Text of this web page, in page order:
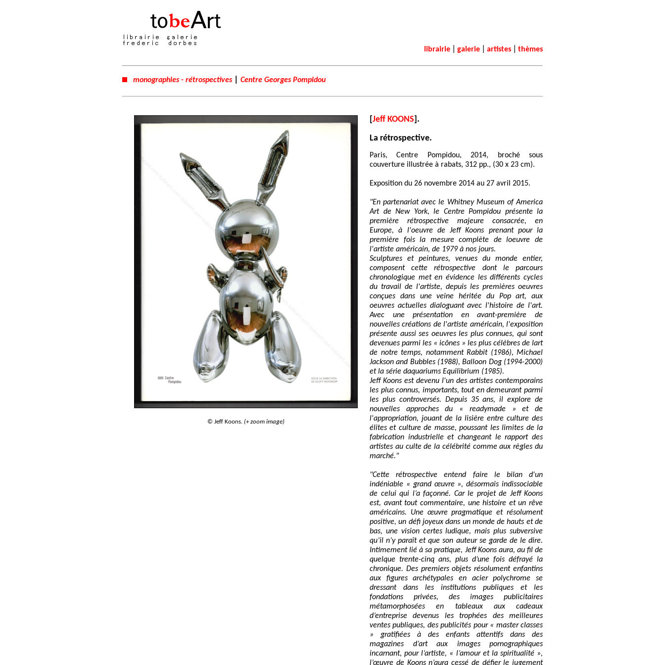
librairie galerie artistes thèmes
monographies - rétrospectives Centre Georges Pompidou
© Jeff Koons. (+ zoom image)
[Jeff KOONS].
La rétrospective.
Paris, Centre Pompidou, 2014, broché sous
couverture illustrée à rabats, 312 pp., (30 x 23 cm).
Exposition du 26 novembre 2014 au 27 avril 2015.
"En partenariat avec le Whitney Museum of America
Art de New York, le Centre Pompidou présente la
première rétrospective majeure consacrée, en
Europe, à l'oeuvre de Jeff Koons prenant pour la
première fois la mesure complète de loeuvre de
l'artiste américain, de 1979 à nos jours.
Sculptures et peintures, venues du monde entier,
composent cette rétrospective dont le parcours
chronologique met en évidence les différents cycles
du travail de l'artiste, depuis les premières oeuvres
conçues dans une veine héritée du Pop art, aux
oeuvres actuelles dialoguant avec l'histoire de l'art.
Avec une présentation en avant-première de
nouvelles créations de l'artiste américain, l'exposition
présente aussi ses oeuvres les plus connues, qui sont
devenues parmi les « icônes » les plus célèbres de lart
de notre temps, notamment Rabbit (1986), Michael
Jackson and Bubbles (1988), Balloon Dog (1994-2000)
et la série daquariums Equilibrium (1985).
Jeff Koons est devenu l'un des artistes contemporains
les plus connus, importants, tout en demeurant parmi
les plus controversés. Depuis 35 ans, il explore de
nouvelles approches du « readymade » et de
l'appropriation, jouant de la lisière entre culture des
élites et culture de masse, poussant les limites de la
fabrication industrielle et changeant le rapport des
artistes au culte de la célébrité comme aux règles du
marché."
"Cette rétrospective entend faire le bilan d'un
indéniable « grand œuvre », désormais indissociable
de celui qui l’a façonné. Car le projet de Jeff Koons
est, avant tout commentaire, une histoire et un rêve
américains. Une œuvre pragmatique et résolument
positive, un défi joyeux dans un monde de hauts et de
bas, une vision certes ludique, mais plus subversive
qu’il n’y paraît et que son auteur se garde de le dire.
Intimement lié à sa pratique, Jeff Koons aura, au fil de
quelque trente-cinq ans, plus d’une fois défrayé la
chronique. Des premiers objets résolument enfantins
aux figures archétypales en acier polychrome se
dressant dans les institutions publiques et les
fondations privées, des images publicitaires
métamorphosées en tableaux aux cadeaux
d’entreprise devenus les trophées des meilleures
ventes publiques, des publicités pour « master classes
» gratifiées à des enfants attentifs dans des
magazines d’art aux images pornographiques
incarnant, pour l’artiste, « l’amour et la spiritualité »,
l’œuvre de Koons n’aura cessé de défier le jugement